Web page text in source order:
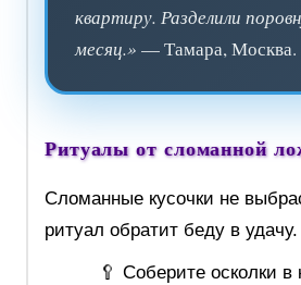
квартиру. Разделили
месяц.» — Тамара, Москва.
Ритуалы от сломанной
Сломанные кусочки не
ритуал обратит беду в удачу.
🥄 Соберите осколки в